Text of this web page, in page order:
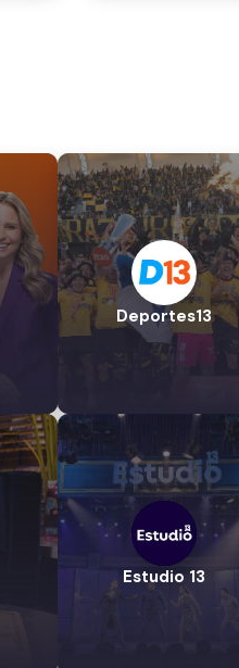
Deportes13
Estudio 13